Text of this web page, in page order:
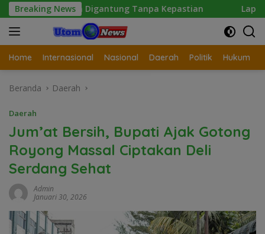
Langsung
ke
konten
Breaking News
Digantung Tanpa Kepastian Laporan Wartawan
Home Internasional Nasional Daerah Politik Hukum
Beranda Daerah
Daerah
Jum’at Bersih, Bupati Ajak Gotong
Royong Massal Ciptakan Deli
Serdang Sehat
Admin
Januari 30, 2026